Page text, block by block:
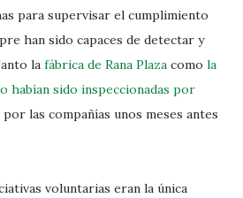
para supervisar el cumplimiento
han sido capaces de detectar y
la fábrica de Rana Plaza como la
habían sido inspeccionadas por
las compañías unos meses antes
voluntarias eran la única